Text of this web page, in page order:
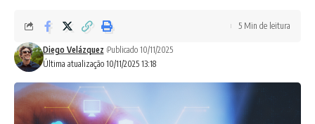
Última atualização 10/11/2025 13:18
Diego Velázquez Publicado 10/11/2025
5 Min de leitura